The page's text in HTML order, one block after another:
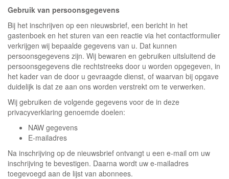
Gebruik van persoonsgegevens
Bij het inschrijven op een nieuwsbrief, een bericht in het
gastenboek en het sturen van een reactie via het contactformulier
verkrijgen wij bepaalde gegevens van u. Dat kunnen
persoonsgegevens zijn. Wij bewaren en gebruiken uitsluitend de
persoonsgegevens die rechtstreeks door u worden opgegeven, in
het kader van de door u gevraagde dienst, of waarvan bij opgave
duidelijk is dat ze aan ons worden verstrekt om te verwerken.
Wij gebruiken de volgende gegevens voor de in deze
privacyverklaring genoemde doelen:
NAW gegevens
E-mailadres
Na inschrijving op de nieuwsbrief ontvangt u een e-mail om uw
inschrijving te bevestigen. Daarna wordt uw e-mailadres
toegevoegd aan de lijst van abonnees.